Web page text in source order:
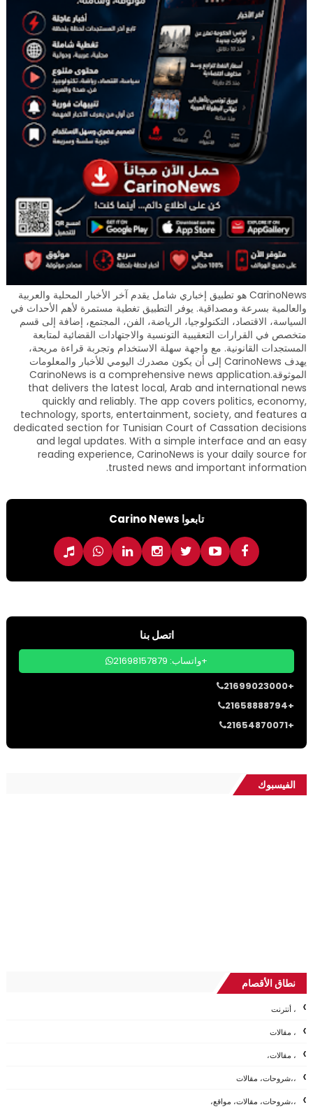
CarinoNews هو تطبيق إخباري شامل يقدم آخر الأخبار المحلية والعربية
والعالمية بسرعة ومصداقية. يوفر التطبيق تغطية مستمرة لأهم الأحداث في
السياسة، الاقتصاد، التكنولوجيا، الرياضة، الفن، المجتمع، إضافة إلى قسم
متخصص في القرارات التعقيبية التونسية والاجتهادات القضائية لمتابعة
المستجدات القانونية. مع واجهة سهلة الاستخدام وتجربة قراءة مريحة،
يهدف CarinoNews إلى أن يكون مصدرك اليومي للأخبار والمعلومات
الموثوقة.CarinoNews is a comprehensive news application
that delivers the latest local, Arab and international news
quickly and reliably. The app covers politics, economy,
technology, sports, entertainment, society, and features a
dedicated section for Tunisian Court of Cassation decisions
and legal updates. With a simple interface and an easy
reading experience, CarinoNews is your daily source for
trusted news and important information.
تابعوا Carino News
اتصل بنا
واتساب: 21698157879+
21699023000+
21658888794+
21654870071+
الفيسبوك
نطاق الأقصام
، أنترنت
، مقالات
، مقالات،
،،شروحات، مقالات
،،شروحات، مقالات، مواقع،